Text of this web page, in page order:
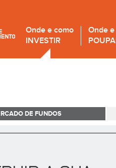
Onde e como
INVESTIR
Onde
DE FUNDOS